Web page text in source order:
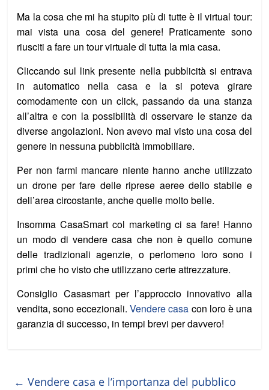
Ma la cosa che mi ha stupito più di tutte è il virtual tour:
mai vista una cosa del genere! Praticamente sono
riusciti a fare un tour virtuale di tutta la mia casa.
Cliccando sul link presente nella pubblicità si entrava
in automatico nella casa e la si poteva girare
comodamente con un click, passando da una stanza
all’altra e con la possibilità di osservare le stanze da
diverse angolazioni. Non avevo mai visto una cosa del
genere in nessuna pubblicità immobiliare.
Per non farmi mancare niente hanno anche utilizzato
un drone per fare delle riprese aeree dello stabile e
dell’area circostante, anche quelle molto belle.
Insomma CasaSmart col marketing ci sa fare! Hanno
un modo di vendere casa che non è quello comune
delle tradizionali agenzie, o perlomeno loro sono i
primi che ho visto che utilizzano certe attrezzature.
Consiglio Casasmart per l’approccio innovativo alla
vendita, sono eccezionali.Vendere casa con loro è una
garanzia di successo, in tempi brevi per davvero!
← Vendere casa e l’importanza del pubblico